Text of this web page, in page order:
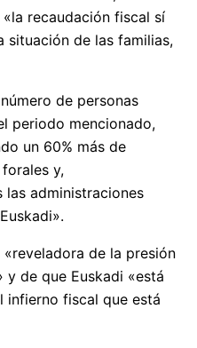
recaudación fiscal sí
situación de las familias,
de personas
periodo mencionado,
un 60% más de
y,
las administraciones
de la presión
de que Euskadi «está
infierno fiscal que está